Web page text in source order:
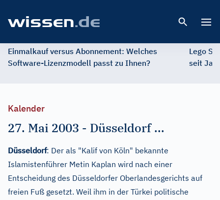
Einmalkauf versus Abonnement: Welches
Software-Lizenzmodell passt zu Ihnen?
Lego
seit
Kalender
27. Mai 2003 - Düsseldorf ...
Düsseldorf: Der als "Kalif von Köln" bekannte
Islamistenführer Metin Kaplan wird nach einer
Entscheidung des Düsseldorfer Oberlandesgerichts auf
freien Fuß gesetzt. Weil ihm in der Türkei politische